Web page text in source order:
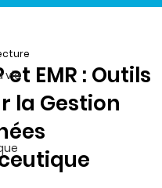
vieet EMR : Outils
la Gestion